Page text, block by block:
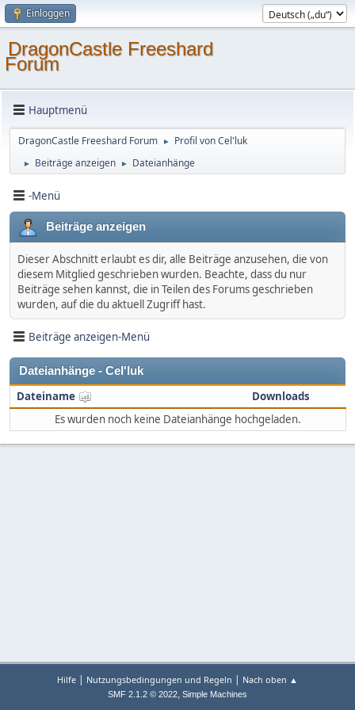
Einloggen
DragonCastle Freeshard
Forum
Hauptmenü
DragonCastle Freeshard Forum ► Profil von Cel'luk
► Beiträge anzeigen ► Dateianhänge
-Menü
Beiträge anzeigen
Dieser Abschnitt erlaubt es dir, alle Beiträge anzusehen, die von
diesem Mitglied geschrieben wurden. Beachte, dass du nur
Beiträge sehen kannst, die in Teilen des Forums geschrieben
wurden, auf die du aktuell Zugriff hast.
Beiträge anzeigen-Menü
Dateianhänge - Cel'luk
Dateiname
Downloads
Es wurden noch keine Dateianhänge hochgeladen.
Hilfe | Nutzungsbedingungen und Regeln | Nach oben ▲
SMF 2.1.2 © 2022, Simple Machines